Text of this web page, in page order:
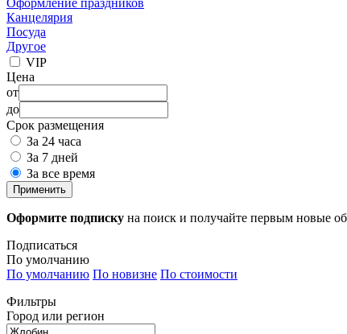
Канцелярия
Посуда
Другое
VIP
Цена
от
до
Срок размещения
За 24 часа
За 7 дней
За все время
Применить
Оформите подписку на поиск и получайте первым новые
Подписаться
По умолчанию
По умолчанию По новизне По стоимости
Фильтры
Город или регион